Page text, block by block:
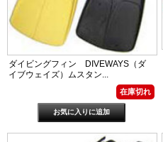
ダイビングフィン DIVEWAYS（ダ
イブウェイズ）ムスタン...
在庫切れ